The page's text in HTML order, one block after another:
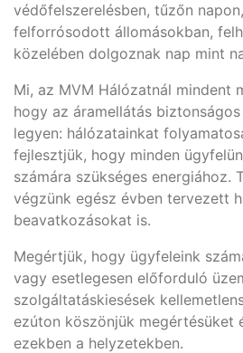
védőfelszerelésben, tűzőn
felforrósodott állomásokban,
közelében dolgoznak nap mint
Mi, az MVM Hálózatnál mindent
hogy az áramellátás
legyen: hálózatainkat
fejlesztjük, hogy minden
számára szükséges energiához.
végzünk egész évben tervezett
beavatkozásokat is.
Megértjük, hogy ügyfeleink
vagy esetlegesen előforduló
szolgáltatáskiesések
ezúton köszönjük megértésüket
ezekben a helyzetekben.